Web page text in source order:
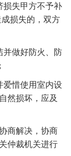
损失甲方不予补
损失的，双方
并做好防火、防
爱惜使用室内设
然损坏，应及
商解决，协商
仲裁机关进行